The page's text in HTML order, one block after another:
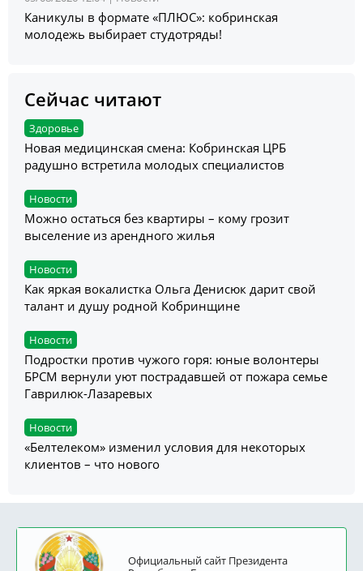
Каникулы в формате «ПЛЮС»: кобринская
молодежь выбирает студотряды!
Сейчас читают
Здоровье
Новая медицинская смена: Кобринская ЦРБ
радушно встретила молодых специалистов
Новости
Можно остаться без квартиры – кому грозит
выселение из арендного жилья
Новости
Как яркая вокалистка Ольга Денисюк дарит свой
талант и душу родной Кобринщине
Новости
Подростки против чужого горя: юные волонтеры
БРСМ вернули уют пострадавшей от пожара семье
Гаврилюк-Лазаревых
Новости
«Белтелеком» изменил условия для некоторых
клиентов – что нового
Официальный сайт Президента